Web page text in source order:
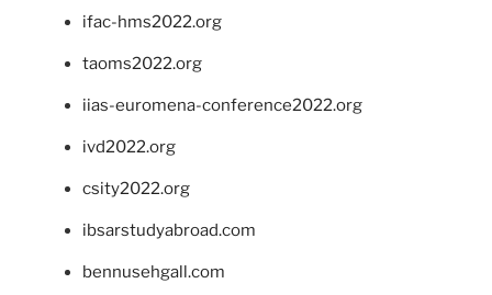
ifac-hms2022.org
taoms2022.org
iias-euromena-conference2022.org
ivd2022.org
csity2022.org
ibsarstudyabroad.com
bennusehgall.com